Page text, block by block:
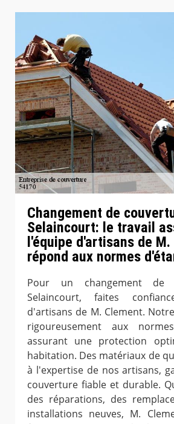
Changement de
Selaincourt: le travail
l'équipe d'artisans de
répond aux normes
Pour un changement de
Selaincourt, faites
d'artisans de M. Clement.
rigoureusement aux
assurant une protection
habitation. Des matériaux de
à l'expertise de nos artisans,
couverture fiable et durable.
des réparations, des
installations neuves, M.